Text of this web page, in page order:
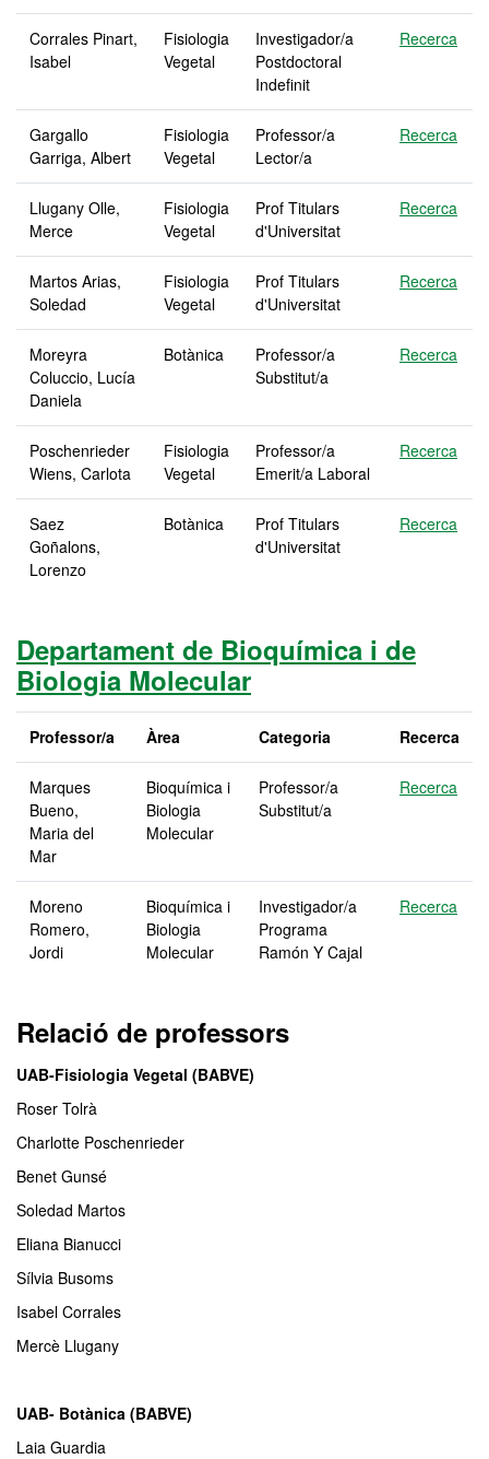
Corrales Pinart,
Isabel
Fisiologia
Vegetal
Investigador/a
Postdoctoral
Indefinit
Recerca
Gargallo
Garriga, Albert
Fisiologia
Vegetal
Professor/a
Lector/a
Recerca
Llugany Olle,
Merce
Fisiologia
Vegetal
Prof Titulars
d'Universitat
Recerca
Martos Arias,
Soledad
Fisiologia
Vegetal
Prof Titulars
d'Universitat
Recerca
Moreyra
Coluccio, Lucía
Daniela
Botànica
Professor/a
Substitut/a
Recerca
Poschenrieder
Wiens, Carlota
Fisiologia
Vegetal
Professor/a
Emerit/a Laboral
Recerca
Saez
Goñalons,
Lorenzo
Botànica
Prof Titulars
d'Universitat
Recerca
Departament de Bioquímica i de
Biologia Molecular
Professor/a Àrea Categoria Recerca
Marques
Bueno,
Maria del
Mar
Bioquímica i
Biologia
Molecular
Professor/a
Substitut/a
Recerca
Moreno
Romero,
Jordi
Bioquímica i
Biologia
Molecular
Investigador/a
Programa
Ramón Y Cajal
Recerca
Relació de professors
UAB-Fisiologia Vegetal (BABVE)
Roser Tolrà
Charlotte Poschenrieder
Benet Gunsé
Soledad Martos
Eliana Bianucci
Sílvia Busoms
Isabel Corrales
Mercè Llugany
UAB- Botànica (BABVE)
Laia Guardia